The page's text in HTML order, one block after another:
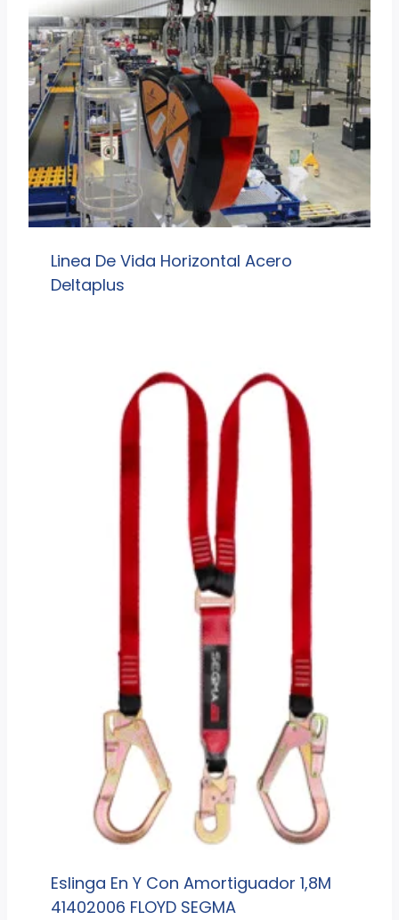
Linea De Vida Horizontal Acero
Deltaplus
Eslinga En Y Con Amortiguador 1,8M
41402006 FLOYD SEGMA